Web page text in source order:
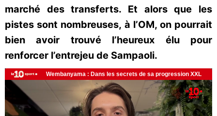
marché des transferts. Et alors que les
pistes sont nombreuses, à l’OM, on pourrait
bien avoir trouvé l’heureux élu pour
renforcer l’entrejeu de Sampaoli.